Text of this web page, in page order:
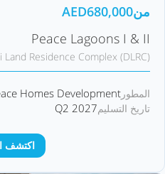
من AED680,000
Peace Lagoons I & II
Land Residence Complex (DLRC)
المطور Homes Development
تاريخ التسليمQ2 2027
اكتشف